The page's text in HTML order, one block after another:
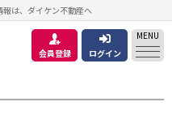
は、ダイケン不動産へ
会員登録 ログイン
MENU